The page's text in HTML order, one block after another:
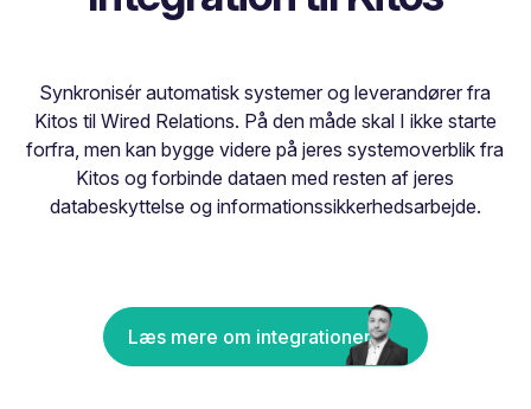
Synkronisér automatisk systemer og leverandører fra
Kitos til Wired Relations. På den måde skal I ikke starte
forfra, men kan bygge videre på jeres systemoverblik fra
Kitos og forbinde dataen med resten af jeres
databeskyttelse og informationssikkerhedsarbejde.
Læs mere om integrationer